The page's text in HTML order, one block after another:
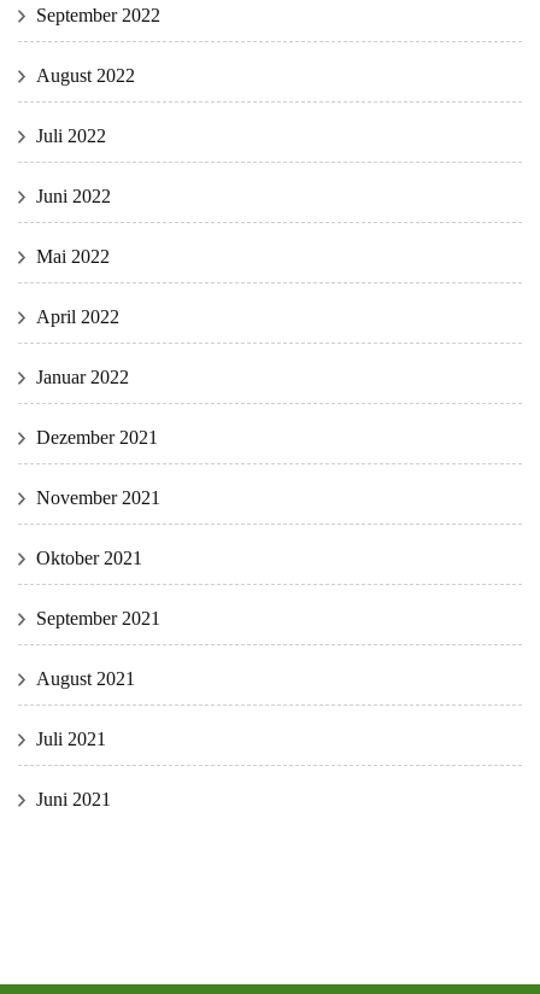
September 2022
August 2022
Juli 2022
Juni 2022
Mai 2022
April 2022
Januar 2022
Dezember 2021
November 2021
Oktober 2021
September 2021
August 2021
Juli 2021
Juni 2021